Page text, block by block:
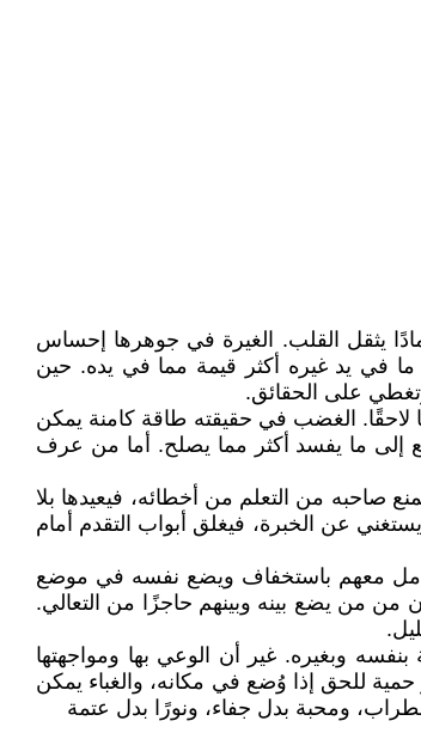
يثقل القلب. الغيرة في جوهرها إحساس
في يد غيره أكثر قيمة مما في يده. حين
على الحقائق.
لاحقًا. الغضب في حقيقته طاقة كامنة يمكن
إلى ما يفسد أكثر مما يصلح. أما من عرف
صاحبه من التعلم من أخطائه، فيعيدها بلا
عن الخبرة، فيغلق أبواب التقدم أمام
معهم باستخفاف ويضع نفسه في موضع
من من يضع بينه وبينهم حاجزًا من التعالي.
وبغيره. غير أن الوعي بها ومواجهتها
للحق إذا وُضع في مكانه، والغباء يمكن
ومحبة بدل جفاء، ونورًا بدل عتمة